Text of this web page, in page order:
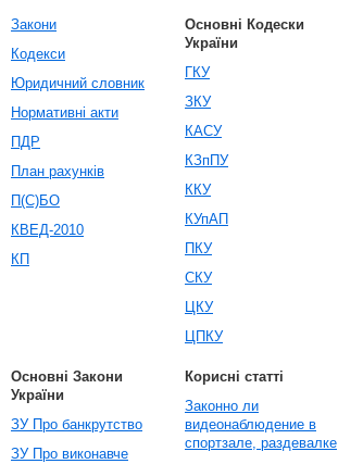
Закони
Кодекси
Юридичний словник
Нормативні акти
ПДР
План рахунків
П(С)БО
КВЕД-2010
КП
Основні Кодески
України
ГКУ
ЗКУ
КАСУ
КЗпПУ
ККУ
КУпАП
ПКУ
СКУ
ЦКУ
ЦПКУ
Основні Закони
України
ЗУ Про банкрутство
ЗУ Про виконавче
Корисні статті
Законно ли
видеонаблюдение в
спортзале, раздевалке